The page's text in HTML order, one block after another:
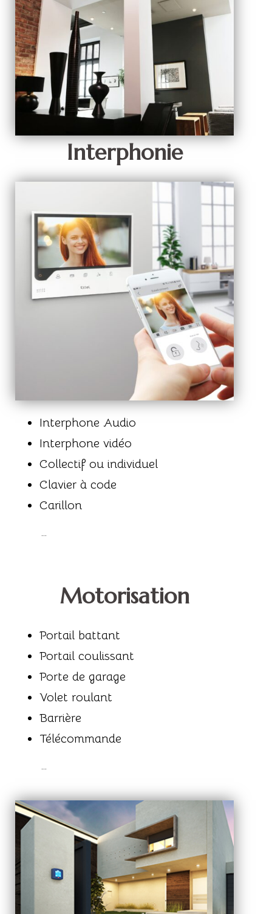
Interphonie
Interphone Audio
Interphone vidéo
Collectif ou individuel
Clavier à code
Carillon
…
Motorisation
Portail battant
Portail coulissant
Porte de garage
Volet roulant
Barrière
Télécommande
…